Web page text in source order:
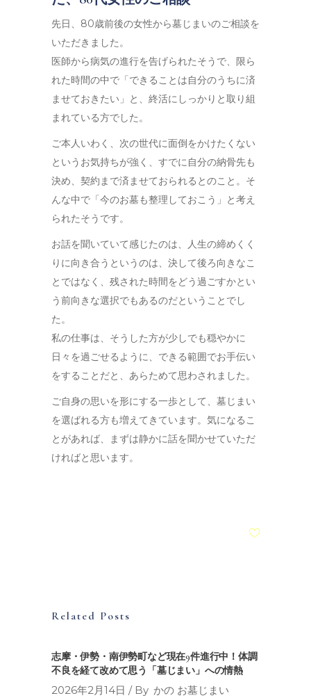
先日、80歳前後の女性から墓じまいのご相談を
いただきました。
医師から病気の進行を告げられたそうで、限ら
れた時間の中で「できることは自分のうちに済
ませておきたい」と、終活にしっかりと取り組
まれている方でした。
ご本人いわく、次の世代に面倒をかけたくない
というお気持ちが強く、すでに自分の納骨先も
決め、契約まで済ませておられるとのこと。そ
んな中で「今のお墓も整理しておこう」と考え
られたそうです。
お話を聞いていて感じたのは、人生の締めくく
りに向き合うというのは、決して後ろ向きなこ
とではなく、残された時間をどう過ごすかとい
う前向きな選択でもあるのだということでし
た。
私の仕事は、そうした方が少しでも穏やかに
日々を過ごせるように、できる範囲でお手伝い
をすることだと、あらためて思わされました。
ご自身の思いを形にする一歩として、墓じまい
を選ばれる方も増えてきています。気になるこ
とがあれば、まずは静かに話を聞かせていただ
ければと思います。
Related Posts
志摩・伊勢・南伊勢町など現在9件進行中！体調
不良を経て改めて思う「墓じまい」への情熱
2026年2月14日 By かの お墓じまい